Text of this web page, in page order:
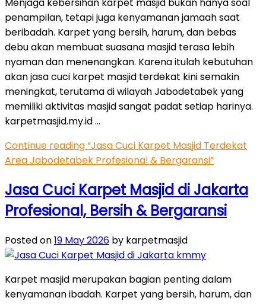
penampilan, tetapi juga kenyamanan jamaah saat
beribadah. Karpet yang bersih, harum, dan bebas
debu akan membuat suasana masjid terasa lebih
nyaman dan menenangkan. Karena itulah kebutuhan
akan jasa cuci karpet masjid terdekat kini semakin
meningkat, terutama di wilayah Jabodetabek yang
memiliki aktivitas masjid sangat padat setiap harinya.
karpetmasjid.my.id …
Continue reading“Jasa Cuci Karpet Masjid Terdekat
Area Jabodetabek Profesional & Bergaransi”
Jasa Cuci Karpet Masjid di Jakarta
Profesional, Bersih & Bergaransi
Posted on19 May 2026 by karpetmasjid
Karpet masjid merupakan bagian penting dalam
kenyamanan ibadah. Karpet yang bersih, harum, dan